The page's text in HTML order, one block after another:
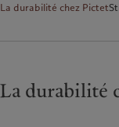
La durabilité chez Pictet
La durabilité